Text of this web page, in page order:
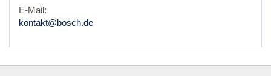
E-Mail:
kontakt@bosch.de